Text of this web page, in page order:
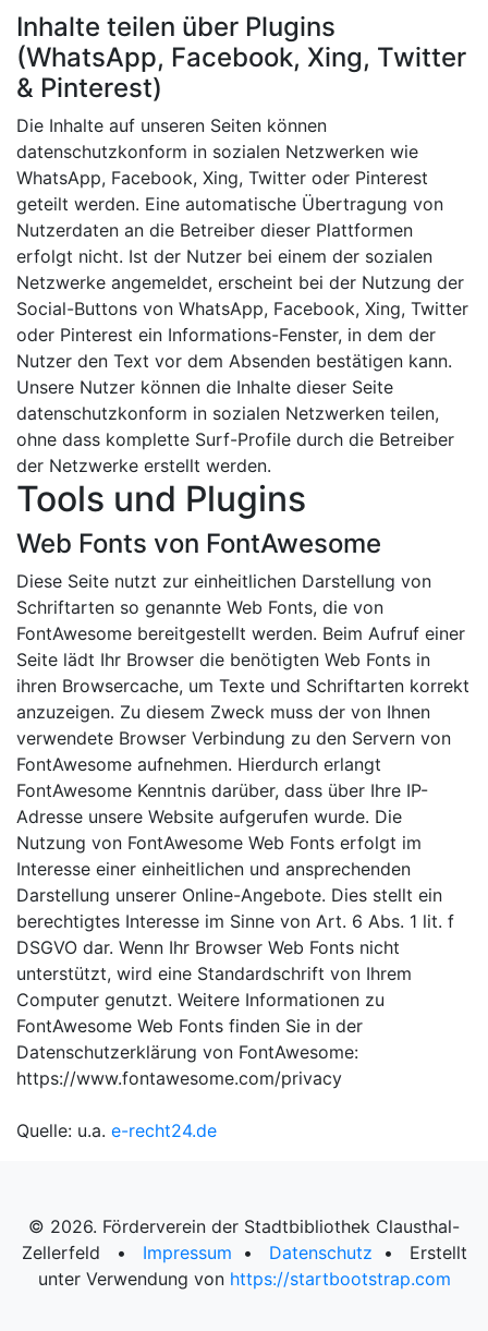
Inhalte teilen über Plugins
(WhatsApp, Facebook, Xing, Twitter
& Pinterest)
Die Inhalte auf unseren Seiten können
datenschutzkonform in sozialen Netzwerken wie
WhatsApp, Facebook, Xing, Twitter oder Pinterest
geteilt werden. Eine automatische Übertragung von
Nutzerdaten an die Betreiber dieser Plattformen
erfolgt nicht. Ist der Nutzer bei einem der sozialen
Netzwerke angemeldet, erscheint bei der Nutzung der
Social-Buttons von WhatsApp, Facebook, Xing, Twitter
oder Pinterest ein Informations-Fenster, in dem der
Nutzer den Text vor dem Absenden bestätigen kann.
Unsere Nutzer können die Inhalte dieser Seite
datenschutzkonform in sozialen Netzwerken teilen,
ohne dass komplette Surf-Profile durch die Betreiber
der Netzwerke erstellt werden.
Tools und Plugins
Web Fonts von FontAwesome
Diese Seite nutzt zur einheitlichen Darstellung von
Schriftarten so genannte Web Fonts, die von
FontAwesome bereitgestellt werden. Beim Aufruf einer
Seite lädt Ihr Browser die benötigten Web Fonts in
ihren Browsercache, um Texte und Schriftarten korrekt
anzuzeigen. Zu diesem Zweck muss der von Ihnen
verwendete Browser Verbindung zu den Servern von
FontAwesome aufnehmen. Hierdurch erlangt
FontAwesome Kenntnis darüber, dass über Ihre IP-
Adresse unsere Website aufgerufen wurde. Die
Nutzung von FontAwesome Web Fonts erfolgt im
Interesse einer einheitlichen und ansprechenden
Darstellung unserer Online-Angebote. Dies stellt ein
berechtigtes Interesse im Sinne von Art. 6 Abs. 1 lit. f
DSGVO dar. Wenn Ihr Browser Web Fonts nicht
unterstützt, wird eine Standardschrift von Ihrem
Computer genutzt. Weitere Informationen zu
FontAwesome Web Fonts finden Sie in der
Datenschutzerklärung von FontAwesome:
https://www.fontawesome.com/privacy
Quelle: u.a. e-recht24.de
© 2026. Förderverein der Stadtbibliothek Clausthal-
Zellerfeld • Impressum • Datenschutz • Erstellt
unter Verwendung von https://startbootstrap.com